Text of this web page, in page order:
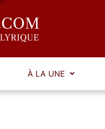
À LA UNE